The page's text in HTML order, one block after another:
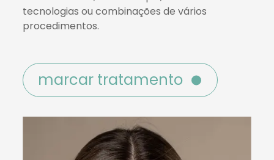
tecnologias ou combinações de vários
procedimentos.
marcar tratamento